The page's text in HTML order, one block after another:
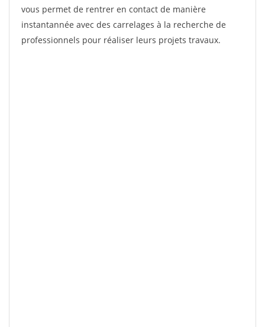
vous permet de rentrer en contact de manière
instantannée avec des carrelages à la recherche de
professionnels pour réaliser leurs projets travaux.